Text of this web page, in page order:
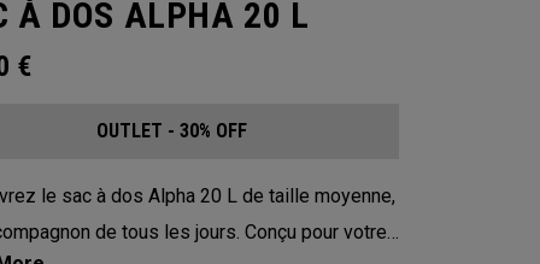
À DOS ALPHA 20 L
€
OUTLET - 30% OFF
le sac à dos Alpha 20 L de taille moyenne,
de tous les jours. Conçu pour votre